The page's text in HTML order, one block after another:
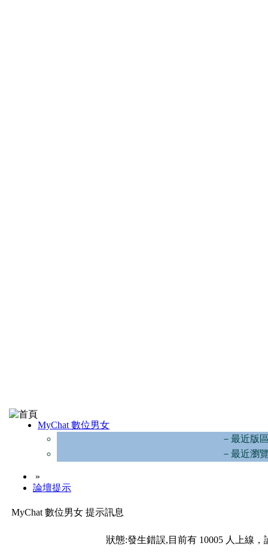
MyChat 數位男女
－最近版
－最近瀏
»
論壇提示
MyChat 數位男女 提示訊息
狀態:發生錯誤,目前有 10005 人上線